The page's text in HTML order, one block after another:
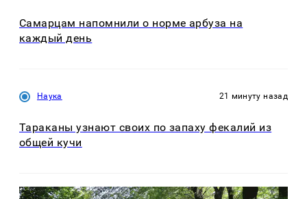
Самарцам напомнили о норме арбуза на
каждый день
Наука 21 минуту назад
Тараканы узнают своих по запаху фекалий из
общей кучи